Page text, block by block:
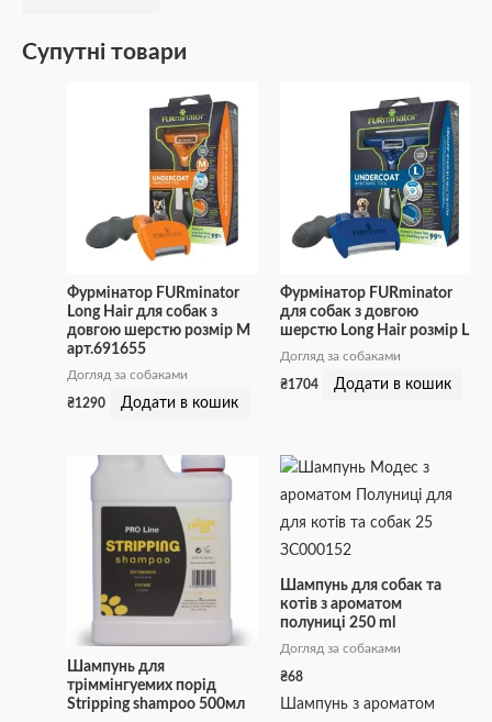
Супутні товари
Фурмінатор FURminator
Long Hair для собак з
довгою шерстю розмір М
арт.691655
Догляд за собаками
₴1290 Додати в кошик
Фурмінатор FURminator
для собак з довгою
шерстю Long Hair розмір L
Догляд за собаками
₴1704 Додати в кошик
Шампунь для
тріммінгуемих порід
Stripping shampoo 500мл
Шампунь для собак та
котів з ароматом
полуниці 250 ml
Догляд за собаками
₴68
Шампунь з ароматом